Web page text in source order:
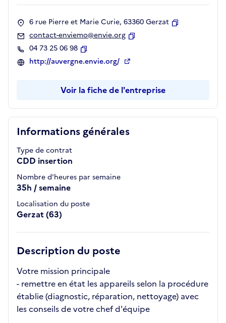
Informations générales
Type de contrat
CDD insertion
Nombre d'heures par semaine
35h / semaine
Localisation du poste
Gerzat (63)
Description du poste
Votre mission principale
- remettre en état les appareils selon la procédure
établie (diagnostic, réparation, nettoyage) avec
les conseils de votre chef d'équipe
6 rue Pierre et Marie Curie, 63360 Gerzat
contact-enviemo@envie.org
04 73 25 06 98
Copier
http://auvergne.envie.org/
Voir la fiche de l'entreprise